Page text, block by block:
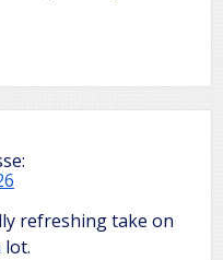
refreshing take on
lot.